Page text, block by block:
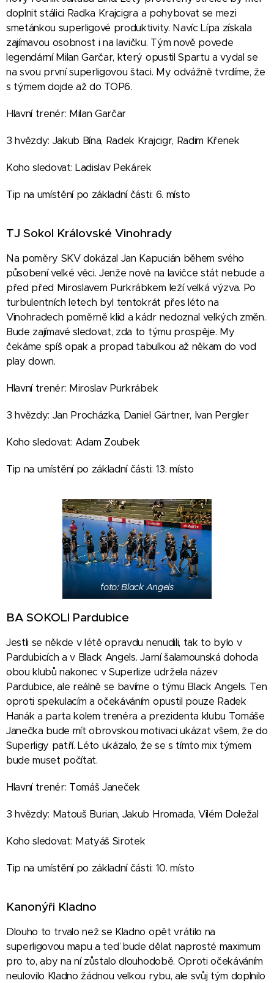
doplnit stálici Radka Krajcigra a pohybovat se mezi
smetánkou superligové produktivity. Navíc Lípa získala
zajímavou osobnost i na lavičku. Tým nově povede
legendární Milan Garčar, který opustil Spartu a vydal se
na svou první superligovou štaci. My odvážně tvrdíme, že
s týmem dojde až do TOP6.
Hlavní trenér: Milan Garčar
3 hvězdy: Jakub Bína, Radek Krajcigr, Radim Křenek
Koho sledovat: Ladislav Pekárek
Tip na umístění po základní části: 6. místo
TJ Sokol Královské Vinohrady
Na poměry SKV dokázal Jan Kapucián během svého
působení velké věci. Jenže nově na lavičce stát nebude a
před před Miroslavem Purkrábkem leží velká výzva. Po
turbulentních letech byl tentokrát přes léto na
Vinohradech poměrně klid a kádr nedoznal velkých změn.
Bude zajímavé sledovat, zda to týmu prospěje. My
čekáme spíš opak a propad tabulkou až někam do vod
play down.
Hlavní trenér: Miroslav Purkrábek
3 hvězdy: Jan Procházka, Daniel Gärtner, Ivan Pergler
Koho sledovat: Adam Zoubek
Tip na umístění po základní části: 13. místo
foto: Black Angels
BA SOKOLI Pardubice
Jestli se někde v létě opravdu nenudili, tak to bylo v
Pardubicích a v Black Angels. Jarní šalamounská dohoda
obou klubů nakonec v Superlize udržela název
Pardubice, ale reálně se bavíme o týmu Black Angels. Ten
oproti spekulacím a očekáváním opustil pouze Radek
Hanák a parta kolem trenéra a prezidenta klubu Tomáše
Janečka bude mít obrovskou motivaci ukázat všem, že do
Superligy patří. Léto ukázalo, že se s tímto mix týmem
bude muset počítat.
Hlavní trenér: Tomáš Janeček
3 hvězdy: Matouš Burian, Jakub Hromada, Vilém Doležal
Koho sledovat: Matyáš Sirotek
Tip na umístění po základní části: 10. místo
Kanonýři Kladno
Dlouho to trvalo než se Kladno opět vrátilo na
superligovou mapu a teď bude dělat naprosté maximum
pro to, aby na ní zůstalo dlouhodobě. Oproti očekáváním
neulovilo Kladno žádnou velkou rybu, ale svůj tým doplnilo